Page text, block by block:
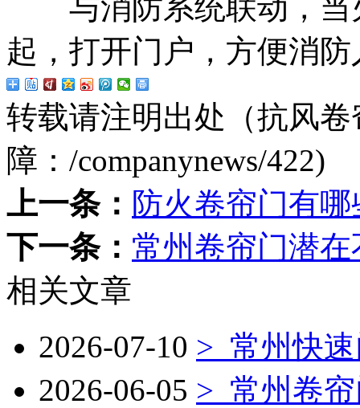
与消防系统联动，当
起，打开门户，方便消
转载请注明出处（抗风
障： /companynews/422)
上一条： 防火卷帘门有
下一条： 常州卷帘门潜在
相关文章
2026-07-10 > 常州快
2026-06-05 > 常州卷